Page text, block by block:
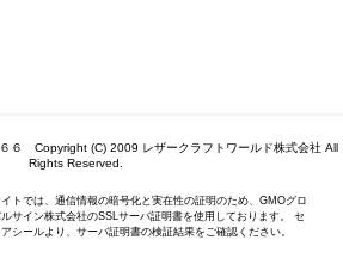
６ Copyright (C) 2009 レザークラフトワールド株式会社 All
Rights Reserved.
イトでは、通信情報の暗号化と実在性の証明のため、GMOグロ
サイン株式会社のSSLサーバ証明書を使用しております。 セ
アシールより、サーバ証明書の検証結果をご確認ください。